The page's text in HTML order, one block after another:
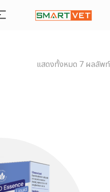
แสดงทั้งหมด 7 ผลลัพท์